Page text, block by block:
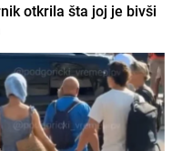
otkrila šta joj je bivši